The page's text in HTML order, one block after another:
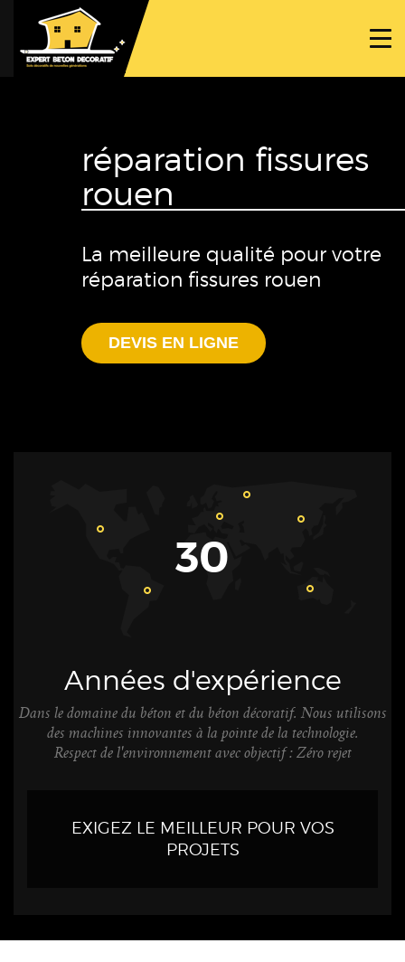
PROJETS
TRAVAUX SPÉCIFIQUES
NOUS CONTACTER
réparation fissures
rouen
La meilleure qualité pour votre
réparation fissures rouen
DEVIS EN LIGNE
30
Années d'expérience
Dans le domaine du béton et du béton décoratif. Nous utilisons
des machines innovantes à la pointe de la technologie.
Respect de l'environnement avec objectif : Zéro rejet
EXIGEZ LE MEILLEUR POUR VOS
PROJETS